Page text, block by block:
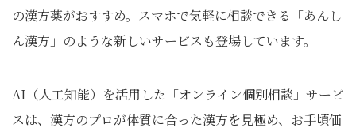
の漢方薬がおすすめ。スマホで気軽に相談できる「あんし
ん漢方」のような新しいサービスも登場しています。
AI（人工知能）を活用した「オンライン個別相談」サービ
スは、漢方のプロが体質に合った漢方を見極め、お手頃価